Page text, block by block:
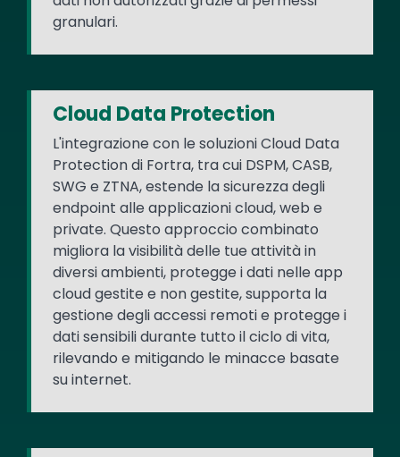
granulari.
Cloud Data Protection
L'integrazione con le soluzioni Cloud Data
Protection di Fortra, tra cui DSPM, CASB,
SWG e ZTNA, estende la sicurezza degli
endpoint alle applicazioni cloud, web e
private. Questo approccio combinato
migliora la visibilità delle tue attività in
diversi ambienti, protegge i dati nelle app
cloud gestite e non gestite, supporta la
gestione degli accessi remoti e protegge i
dati sensibili durante tutto il ciclo di vita,
rilevando e mitigando le minacce basate
su internet.